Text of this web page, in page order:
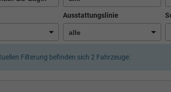
Ausstattungslinie
Filterung befinden sich 2 Fahrzeuge: